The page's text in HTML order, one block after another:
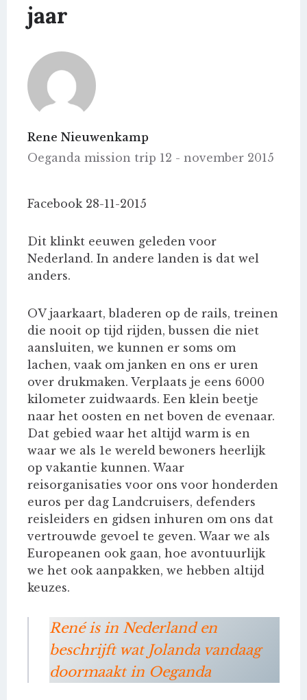
jaar
Rene Nieuwenkamp
Oeganda mission trip 12 - november 2015
Facebook 28-11-2015
Dit klinkt eeuwen geleden voor
Nederland. In andere landen is dat wel
anders.
OV jaarkaart, bladeren op de rails, treinen
die nooit op tijd rijden, bussen die niet
aansluiten, we kunnen er soms om
lachen, vaak om janken en ons er uren
over drukmaken. Verplaats je eens 6000
kilometer zuidwaards. Een klein beetje
naar het oosten en net boven de evenaar.
Dat gebied waar het altijd warm is en
waar we als 1e wereld bewoners heerlijk
op vakantie kunnen. Waar
reisorganisaties voor ons voor honderden
euros per dag Landcruisers, defenders
reisleiders en gidsen inhuren om ons dat
vertrouwde gevoel te geven. Waar we als
Europeanen ook gaan, hoe avontuurlijk
we het ook aanpakken, we hebben altijd
keuzes.
René is in Nederland en
beschrijft wat Jolanda vandaag
doormaakt in Oeganda